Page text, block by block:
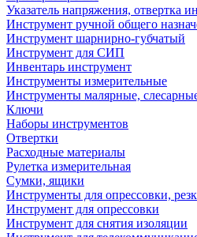
Указатель напряжения, отвертка
Инструмент ручной общего
Инструмент шарнирно-губчатый
Инструмент для СИП
Инвентарь инструмент
Инструменты измерительные
Инструменты малярные,
Ключи
Наборы инструментов
Отвертки
Расходные материалы
Рулетка измерительная
Сумки, ящики
Инструменты для опрессовки,
Инструмент для опрессовки
Инструмент для снятия изоляции